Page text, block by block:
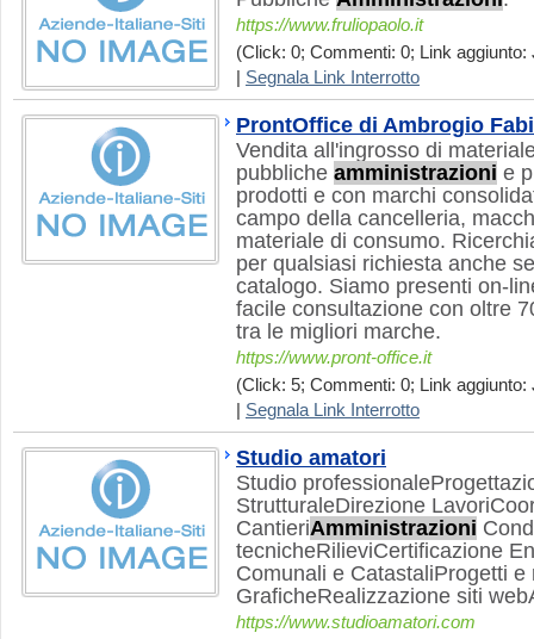
https://www.fruliopaolo.it
(Click: 0; Commenti: 0; Link aggiunto:
Segnala Link Interrotto
ProntOffice di Ambrogio
Vendita all'ingrosso di
pubbliche amministrazioni e
prodotti e con marchi
campo della cancelleria,
materiale di consumo.
per qualsiasi richiesta anche
catalogo. Siamo presenti on-
facile consultazione con oltre
tra le migliori marche.
https://www.pront-office.it
(Click: 5; Commenti: 0; Link aggiunto:
Segnala Link Interrotto
Studio amatori
Studio
StrutturaleDirezione
CantieriAmministrazioni
tecnicheRilieviCertificazione
Comunali e CatastaliProgetti e
GraficheRealizzazione siti
https://www.studioamatori.com